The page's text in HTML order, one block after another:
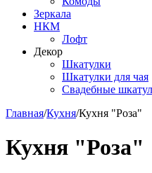
Зеркала
НКМ
Лофт
Декор
Шкатулки
Шкатулки для чая
Свадебные
Главная/Кухня/Кухня "Роза"
Кухня "Роза"